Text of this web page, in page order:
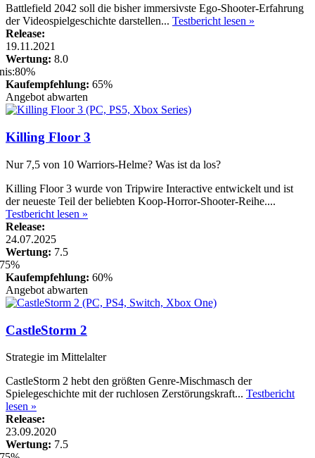
Battlefield 2042 soll die bisher immersivste Ego-Shooter-Erfahrung
der Videospielgeschichte darstellen... Testbericht lesen »
Release:
19.11.2021
Wertung: 8.0
Kaufempfehlung: 65%
Angebot abwarten
Killing Floor 3
Nur 7,5 von 10 Warriors-Helme? Was ist da los?
Killing Floor 3 wurde von Tripwire Interactive entwickelt und ist
der neueste Teil der beliebten Koop-Horror-Shooter-Reihe....
Testbericht lesen »
Release:
24.07.2025
Wertung: 7.5
Kaufempfehlung: 60%
Angebot abwarten
CastleStorm 2
Strategie im Mittelalter
CastleStorm 2 hebt den größten Genre-Mischmasch der
Spielegeschichte mit der ruchlosen Zerstörungskraft... Testbericht
lesen »
Release:
23.09.2020
Wertung: 7.5